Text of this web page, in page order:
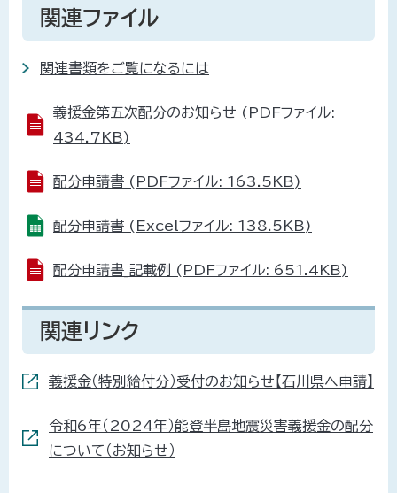
関連ファイル
関連書類をご覧になるには
義援金第五次配分のお知らせ (PDFファイル:
434.7KB)
配分申請書 (PDFファイル: 163.5KB)
配分申請書 (Excelファイル: 138.5KB)
配分申請書_記載例 (PDFファイル: 651.4KB)
関連リンク
義援金（特別給付分）受付のお知らせ【石川県へ申請】
令和6年（2024年）能登半島地震災害義援金の配分
について（お知らせ）